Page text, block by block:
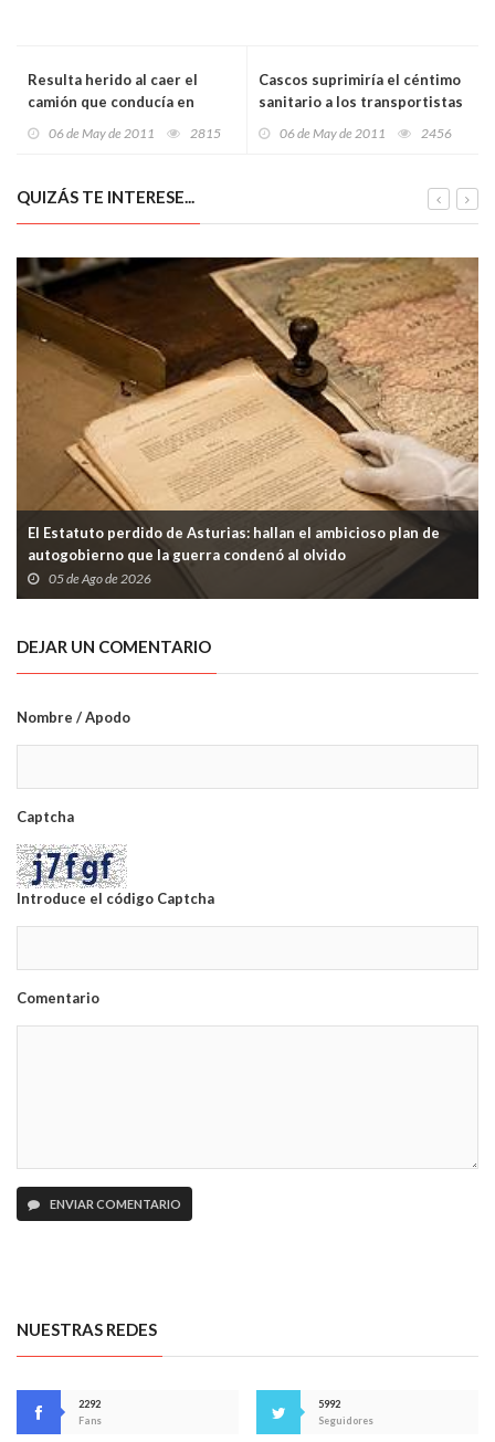
Resulta herido al caer el
camión que conducía en
06 de May de 2011 2815
Cascos suprimiría el céntimo
sanitario a los transportistas
06 de May de 2011 2456
QUIZÁS TE INTERESE...
El Estatuto perdido de Asturias: hallan el ambicioso plan de
autogobierno que la guerra condenó al olvido
05 de Ago de 2026
DEJAR UN COMENTARIO
Nombre / Apodo
Captcha
Introduce el código Captcha
Comentario
ENVIAR COMENTARIO
NUESTRAS REDES
2292
Fans
5992
Seguidores